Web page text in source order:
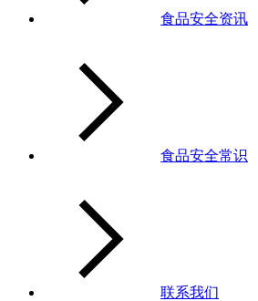
食品安全资讯
食品安全常识
联系我们